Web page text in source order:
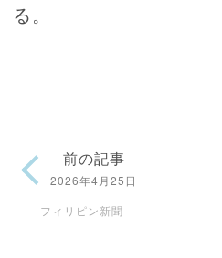
る。
前の記事
2026年4月25日
フィリピン新聞